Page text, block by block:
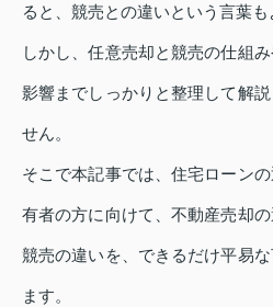
ると、競売との違いという言葉も
しかし、任意売却と競売の仕組
影響までしっかりと整理して解
せん。
そこで本記事では、住宅ローン
有者の方に向けて、不動産売却
競売の違いを、できるだけ平易
ます。